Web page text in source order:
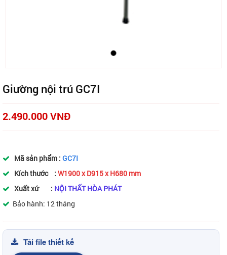
Giường nội trú GC7I
2.490.000 VNĐ
Mã sản phẩm : GC7I
Kích thước : W1900 x D915 x H680 mm
Xuất xứ : NỘI THẤT HÒA PHÁT
Bảo hành: 12 tháng
Tải file thiết kế